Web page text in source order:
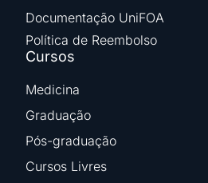
Documentação UniFOA
Política de Reembolso
Cursos
Medicina
Graduação
Pós-graduação
Cursos Livres